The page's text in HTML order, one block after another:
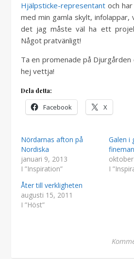
Hjälpsticke-representant och
med min gamla skylt,
det jag måste väl ha ett
Något pratvänligt!
Ta en promenade på Djurgården
hej vettja!
Dela detta:
Facebook X
Nördarnas afton på
Nordiska
januari 9, 2013
I ”Inspiration”
Galen i
I
Åter till verkligheten
augusti 15, 2011
I ”Höst”